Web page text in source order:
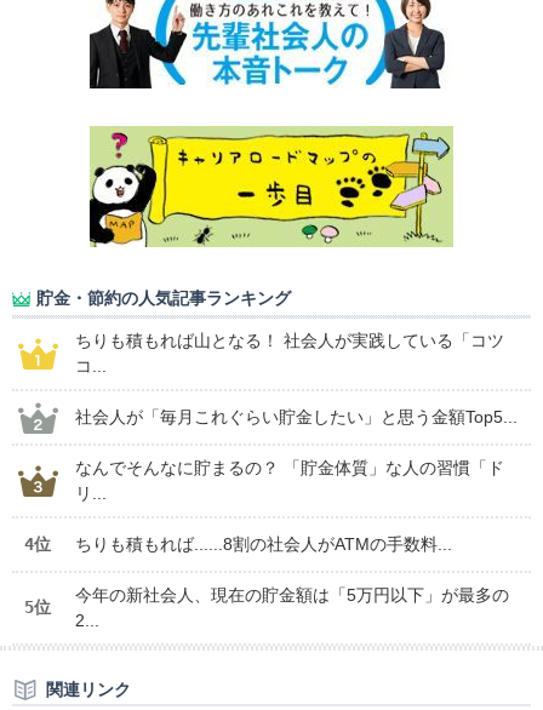
貯金・節約の人気記事ランキング
ちりも積もれば山となる！ 社会人が実践している「コツ
コ...
社会人が「毎月これぐらい貯金したい」と思う金額Top5...
なんでそんなに貯まるの？ 「貯金体質」な人の習慣「ド
リ...
4位 ちりも積もれば......8割の社会人がATMの手数料...
5位
今年の新社会人、現在の貯金額は「5万円以下」が最多の
2...
関連リンク